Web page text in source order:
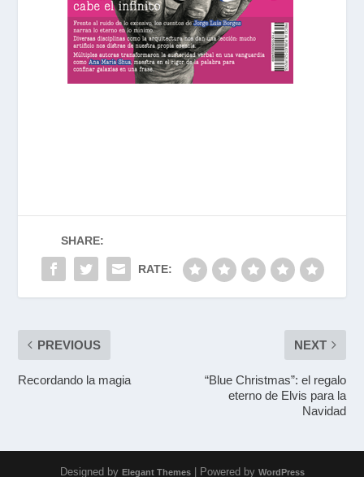
SHARE:
RATE:
PREVIOUS
Recordando la magia
NEXT
“Blue Christmas”: el regalo
eterno de Elvis para la
Navidad
Designed by Elegant Themes| Powered by WordPress